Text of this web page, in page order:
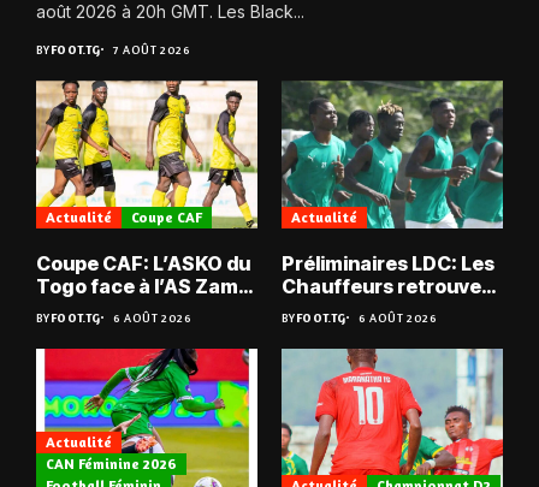
août 2026 à 20h GMT. Les Black...
BYFOOT.TG 7 AOÛT 2026
Actualité Coupe CAF
Coupe CAF: L’ASKO du
Togo face à l’AS Zam
du Niger
BYFOOT.TG 6 AOÛT 2026
Actualité
Préliminaires LDC: Les
Chauffeurs retrouvent
les Mimos
BYFOOT.TG 6 AOÛT 2026
Actualité
CAN Féminine 2026